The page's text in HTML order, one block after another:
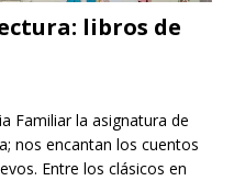
libros de
Familiar la asignatura de
nos encantan los cuentos
Entre los clásicos en